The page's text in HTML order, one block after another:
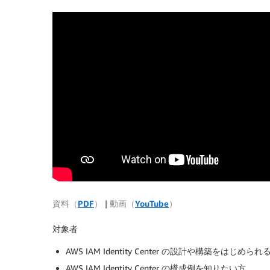
資料（PDF） | 動画（YouTube）
対象者
AWS IAM Identity Center の設計や構築をはじめられ
AWS IAM Identity Center の構成例を知りたい方